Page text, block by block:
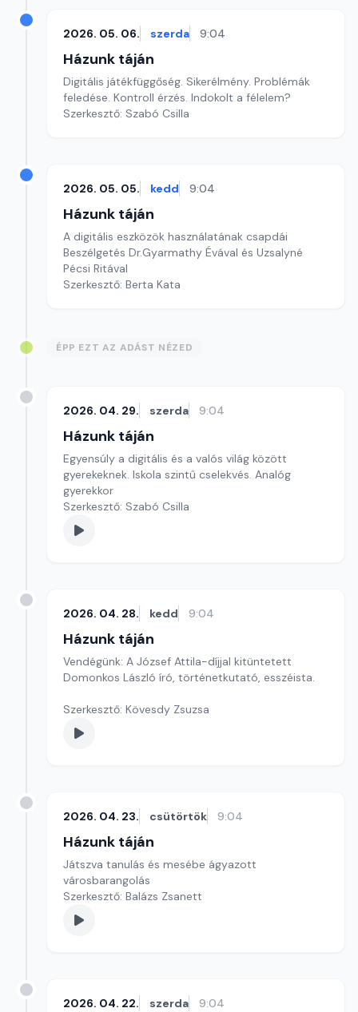
2026. 05. 06. szerda 9:04
Házunk táján
Digitális játékfüggőség. Sikerélmény. Problémák
feledése. Kontroll érzés. Indokolt a félelem?
Szerkesztő: Szabó Csilla
2026. 05. 05. kedd 9:04
Házunk táján
A digitális eszközök használatának csapdái
Beszélgetés Dr.Gyarmathy Évával és Uzsalyné
Pécsi Ritával
Szerkesztő: Berta Kata
ÉPP EZT AZ ADÁST NÉZED
2026. 04. 29. szerda 9:04
Házunk táján
Egyensúly a digitális és a valós világ között
gyerekeknek. Iskola szintű cselekvés. Analóg
gyerekkor
Szerkesztő: Szabó Csilla
2026. 04. 28. kedd 9:04
Házunk táján
Vendégünk: A József Attila-díjjal kitüntetett
Domonkos László író, történetkutató, esszéista.
Szerkesztő: Kövesdy Zsuzsa
2026. 04. 23. csütörtök 9:04
Házunk táján
Játszva tanulás és mesébe ágyazott
városbarangolás
Szerkesztő: Balázs Zsanett
2026. 04. 22. szerda 9:04